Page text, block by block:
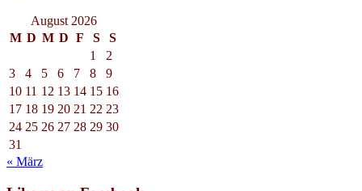
August 2026
M D M D F S
S
1
2
3
4 5 6 7 8
9
10 11 12 13 14 15 16
17 18 19 20 21 22 23
24 25 26 27 28 29 30
31
« März